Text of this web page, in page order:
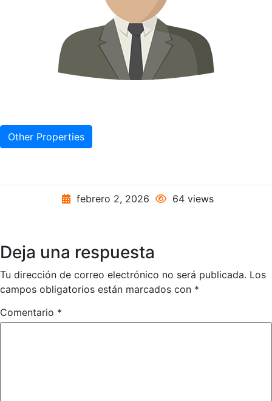
Other Properties
febrero 2, 2026 64 views
Deja una respuesta
Tu dirección de correo electrónico no será publicada. Los
campos obligatorios están marcados con *
Comentario *